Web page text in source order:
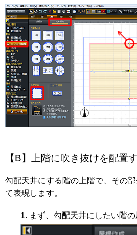
【B】上階に吹き抜けを配置
勾配天井にする階の上階で、その
て表現します。
まず、勾配天井にしたい階